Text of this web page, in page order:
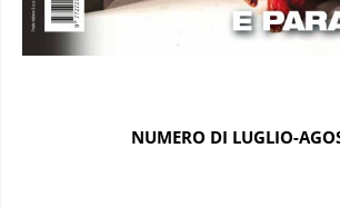
NUMERO DI LUGLIO-